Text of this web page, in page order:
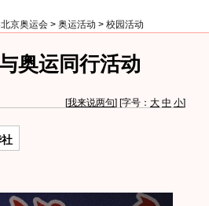
京奥运会 > 奥运活动 > 校园活动
奥运同行活动
[我来说两句] [字号： 大 中 小]